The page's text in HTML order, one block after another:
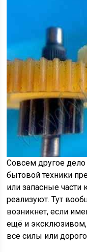
Совсем другое дело
бытовой техники
или запасные части
реализуют. Тут
возникнет, если
ещё и
все силы или